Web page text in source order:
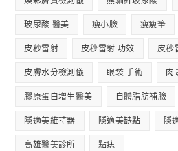
玻尿酸 醫美 瘦小臉 瘦瘦筆
皮秒雷射 皮秒雷射 功效 皮秒
皮膚水分檢測儀 眼袋 手術 肉
膠原蛋白增生醫美 自體脂肪補臉
隱適美維持器 隱適美缺點 隱
高雄醫美診所 點痣